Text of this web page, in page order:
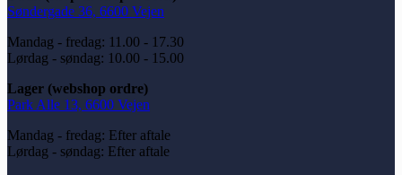
Søndergade 36, 6600 Vejen
Mandag - fredag: 11.00 - 17.30
Lørdag - søndag: 10.00 - 15.00
Lager (webshop ordre)
Park Alle 13, 6600 Vejen
Mandag - fredag: Efter aftale
Lørdag - søndag: Efter aftale